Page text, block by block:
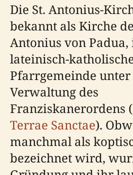
Die St. Antonius-
bekannt als Kirche
Antonius von Padua,
lateinisch-
Pfarrgemeinde
Verwaltung des
Franziskanerordens (
Terrae Sanctae).
manchmal als
bezeichnet wird,